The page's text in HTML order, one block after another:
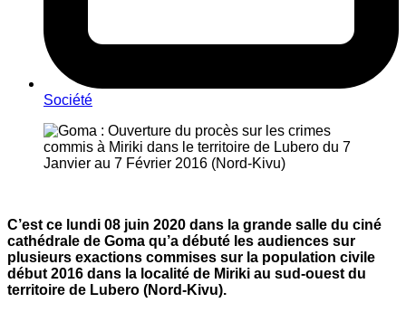
Société
C’est ce lundi 08 juin 2020 dans la grande salle du ciné
cathédrale de Goma qu’a débuté les audiences sur
plusieurs exactions commises sur la population civile
début 2016 dans la localité de Miriki au sud-ouest du
territoire de Lubero (Nord-Kivu).